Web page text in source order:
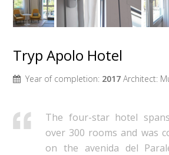
Tryp Apolo Hotel
Year of completion: 2017 Architect:
The four-star hotel
over 300 rooms and was
on the avenida del